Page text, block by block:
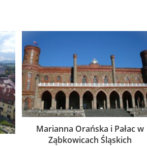
Marianna Orańska i Pałac w
Ząbkowicach Śląskich